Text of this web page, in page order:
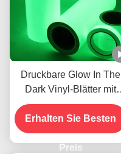
Druckbare Glow In The
Dark Vinyl-Blätter mit
Photolumineszenz
Erhalten Sie Besten
Preis